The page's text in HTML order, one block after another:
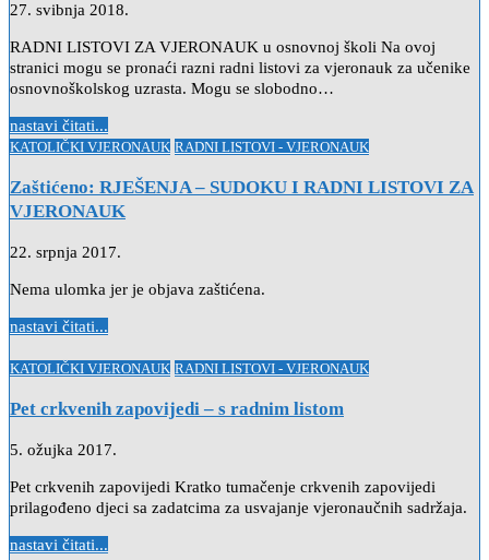
27. svibnja 2018.
RADNI LISTOVI ZA VJERONAUK u osnovnoj školi Na ovoj
stranici mogu se pronaći razni radni listovi za vjeronauk za učenike
osnovnoškolskog uzrasta. Mogu se slobodno…
nastavi čitati...
Posted
KATOLIČKI VJERONAUK RADNI LISTOVI - VJERONAUK
Zaštićeno: RJEŠENJA – SUDOKU I RADNI LISTOVI ZA
VJERONAUK
22. srpnja 2017.
Nema ulomka jer je objava zaštićena.
nastavi čitati...
Posted
KATOLIČKI VJERONAUK RADNI LISTOVI - VJERONAUK
Pet crkvenih zapovijedi – s radnim listom
5. ožujka 2017.
Pet crkvenih zapovijedi Kratko tumačenje crkvenih zapovijedi
prilagođeno djeci sa zadatcima za usvajanje vjeronaučnih sadržaja.
nastavi čitati...